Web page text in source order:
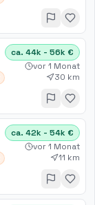
ca. 44k - 56k €
vor 1 Monat
30 km
ca. 42k - 54k €
vor 1 Monat
11 km